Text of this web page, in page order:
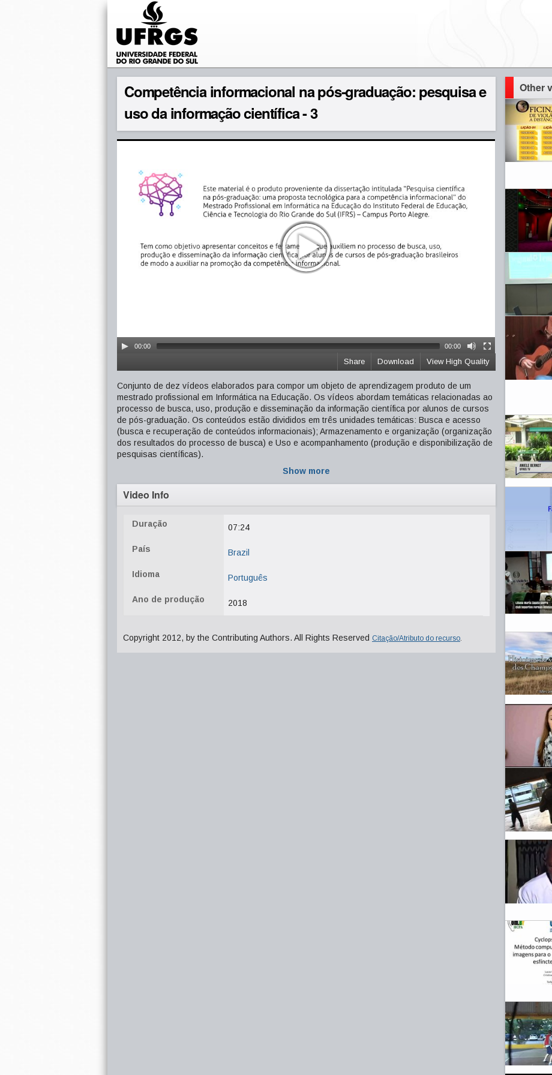
Competência informacional na pós-graduação: pesquisa e
uso da informação científica - 3
00:00 00:00
View High Quality
Download
Share
Conjunto de dez vídeos elaborados para compor um objeto de aprendizagem produto de um
mestrado profissional em Informática na Educação. Os vídeos abordam temáticas relacionadas ao
processo de busca, uso, produção e disseminação da informação científica por alunos de cursos
de pós-graduação. Os conteúdos estão divididos em três unidades temáticas: Busca e acesso
(busca e recuperação de conteúdos informacionais); Armazenamento e organização (organização
dos resultados do processo de busca) e Uso e acompanhamento (produção e disponibilização de
pesquisas científicas).
Show more
Video Info
Duração 07:24
País Brazil
Idioma Português
Ano de produção 2018
Copyright 2012, by the Contributing Authors. All Rights Reserved Citação/Atributo do recurso.
Other